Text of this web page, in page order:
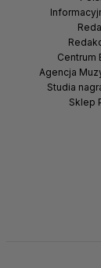
Centrum
Agencja
Studia
Sklep